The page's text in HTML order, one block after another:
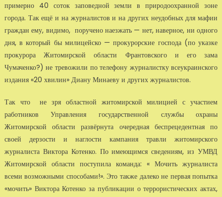
примерно 40 соток заповедной земли в природоохранной зоне
города. Так ещё и на журналистов и на других неудобных для мафии
граждан ему, видимо, поручено наезжать — нет, наверное, ни одного
дня, в который бы милицейско — прокурорские господа (по указке
прокурора Житомирской области Франтовского и его зама
Чумаченко?) не тревожили по телефону журналистку всеукраинского
издания «20 хвилин» Диану Минаеву и других журналистов.
Так что не зря областной житомирской милицией с участием
работников Управления государственной службы охраны
Житомирской области развёрнута очередная беспрецедентная по
своей дерзости и наглости кампания травли житомирского
журналиста Виктора Котенко. По имеющимся сведениям, из УМВД
Житомирской области поступила команда: « Мочить журналиста
всеми возможными способами!». Это также далеко не первая попытка
«мочить» Виктора Котенко за публикации о террористических актах,